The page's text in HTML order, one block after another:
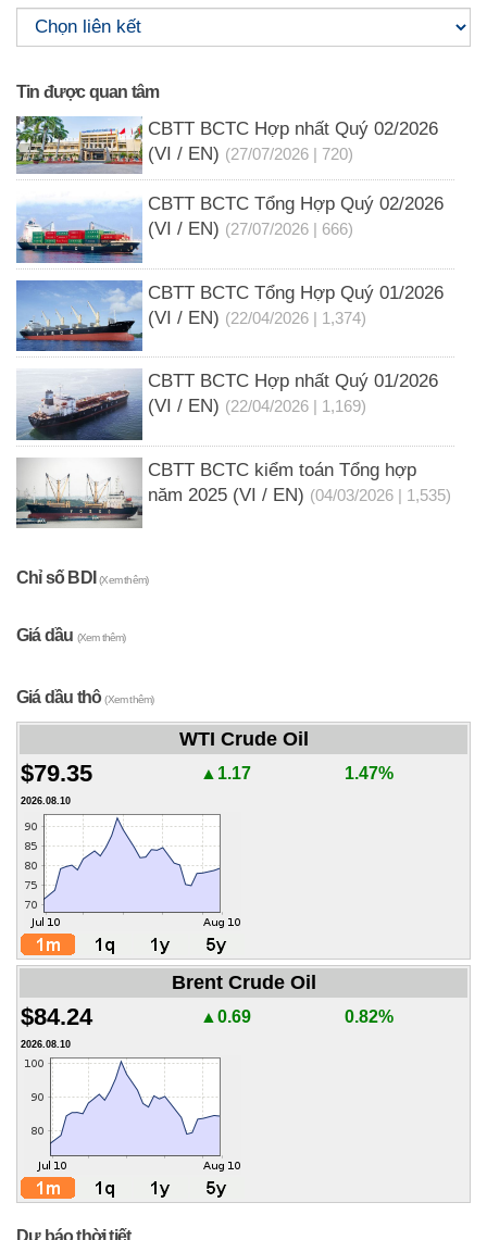
Tin được quan tâm
CBTT BCTC Hợp nhất Quý 02/2026
(VI / EN) (27/07/2026 | 720)
CBTT BCTC Tổng Hợp Quý 02/2026
(VI / EN) (27/07/2026 | 666)
CBTT BCTC Tổng Hợp Quý 01/2026
(VI / EN) (22/04/2026 | 1,374)
CBTT BCTC Hợp nhất Quý 01/2026
(VI / EN) (22/04/2026 | 1,169)
CBTT BCTC kiểm toán Tổng hợp
năm 2025 (VI / EN) (04/03/2026 | 1,535)
Chỉ số BDI(Xem thêm)
Giá dầu (Xem thêm)
Giá dầu thô(Xem thêm)
WTI Crude Oil
$79.35 ▲1.17 1.47%
2026.08.10
Brent Crude Oil
$84.24 ▲0.69 0.82%
2026.08.10
Dự báo thời tiết